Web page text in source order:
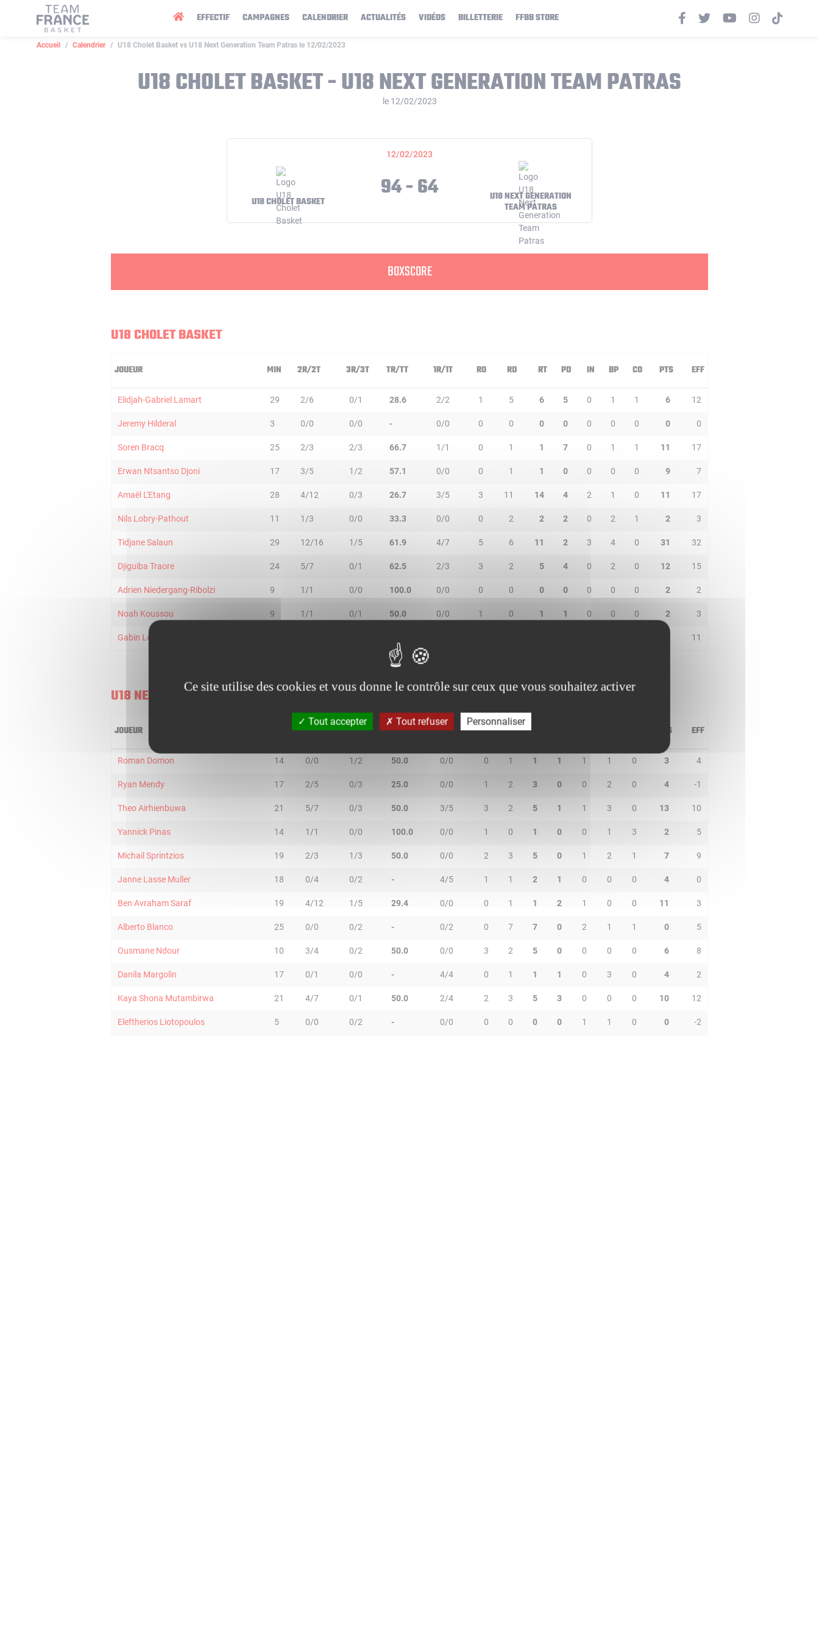
EFFECTIF CAMPAGNES CALENDRIER ACTUALITÉS VIDÉOS BILLETTERIE FFBB STORE
Accueil Calendrier U18 Cholet Basket vs U18 Next Generation Team Patras le 12/02/2023
U18 CHOLET BASKET - U18 NEXT GENERATION TEAM PATRAS
le 12/02/2023
12/02/2023
U18 CHOLET BASKET 94 - 64 U18 NEXT GENERATION
TEAM PATRAS
BOXSCORE
U18 CHOLET BASKET
JOUEUR MIN 2R/2T 3R/3T TR/TT 1R/1T RO RD RT PD IN BP CO PTS EFF
Elidjah-Gabriel Lamart 29 2/6 0/1 28.6 2/2 1 5 6 5 0 1 1 6 12
Jeremy Hilderal 3 0/0 0/0 - 0/0 0 0 0 0 0 0 0 0 0
Soren Bracq 25 2/3 2/3 66.7 1/1 0 1 1 7 0 1 1 11 17
Erwan Ntsantso Djoni 17 3/5 1/2 57.1 0/0 0 1 1 0 0 0 0 9 7
Amaël L'Etang 28 4/12 0/3 26.7 3/5 3 11 14 4 2 1 0 11 17
Nils Lobry-Pathout 11 1/3 0/0 33.3 0/0 0 2 2 2 0 2 1 2 3
Tidjane Salaun 29 12/16 1/5 61.9 4/7 5 6 11 2 3 4 0 31 32
Djiguiba Traore 24 5/7 0/1 62.5 2/3 3 2 5 4 0 2 0 12 15
Adrien Niedergang-Ribolzi 9 1/1 0/0 100.0 0/0 0 0 0 0 0 0 0 2 2
Noah Koussou 9 1/1 0/1 50.0 0/0 1 0 1 1 0 0 0 2 3
Gabin Lefort 11
U18 NEXT GENERATION TEAM PATRAS
JOUEUR 2R/2T 3R/3T TR/TT 1R/1T RO RD PTS EFF
Roman Domon 14 0/0 1/2 50.0 0/0 0 1 1 1 1 1 0 3 4
Ryan Mendy 17 2/5 0/3 25.0 0/0 1 2 3 0 0 2 0 4 -1
Theo Airhienbuwa 21 5/7 0/3 50.0 3/5 3 2 5 1 1 3 0 13 10
Yannick Pinas 14 1/1 0/0 100.0 0/0 1 0 1 0 0 1 3 2 5
Michail Sprintzios 19 2/3 1/3 50.0 0/0 2 3 5 0 1 2 1 7 9
Janne Lasse Muller 18 0/4 0/2 - 4/5 1 1 2 1 0 0 0 4 0
Ben Avraham Saraf 19 4/12 1/5 29.4 0/0 0 1 1 2 1 0 0 11 3
Alberto Blanco 25 0/0 0/2 - 0/2 0 7 7 0 2 1 1 0 5
Ousmane Ndour 10 3/4 0/2 50.0 0/0 3 2 5 0 0 0 0 6 8
Danila Margolin 17 0/1 0/0 - 4/4 0 1 1 1 0 3 0 4 2
Kaya Shona Mutambirwa 21 4/7 0/1 50.0 2/4 2 3 5 3 0 0 0 10 12
Eleftherios Liotopoulos 5 0/0 0/2 - 0/0 0 0 0 0 1 1 0 0 -2
Panneau de gestion des cookies
Ce site utilise des cookies et vous donne le contrôle sur ceux que vous souhaitez activer
Tout accepter Tout refuser Personnaliser